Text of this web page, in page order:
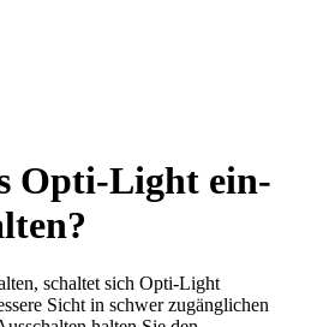
Opti-Light ein-
schaltet sich Opti-Light
Sicht in schwer zugänglichen